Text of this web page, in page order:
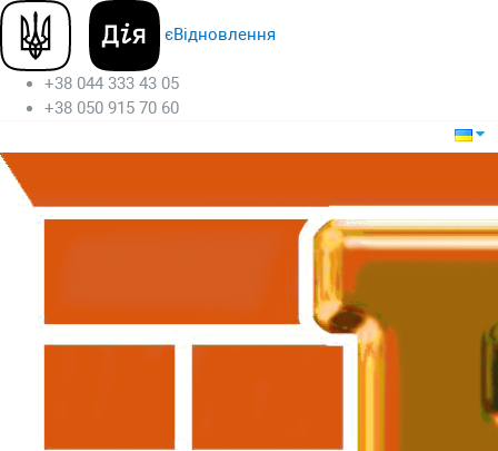
єВідновлення
+38 044 333 43 05
+38 050 915 70 60